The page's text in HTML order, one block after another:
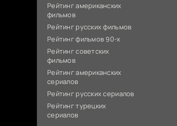
Рейтинг американских
фильмов
Рейтинг русских фильмов
Рейтинг фильмов 90-х
Рейтинг советских
фильмов
Рейтинг американских
сериалов
Рейтинг русских сериалов
Рейтинг турецких
сериалов